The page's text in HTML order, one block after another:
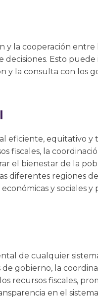
y la cooperación entre
Esto
y la consulta con los
eficiente, equitativo y
fiscales, la
el bienestar de la
diferentes regiones
y sociales
de cualquier
gobierno, la
recursos fiscales,
en el